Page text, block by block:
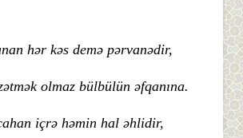
hər kəs demə pərvanədir,
olmaz bülbülün əfqanına.
içrə həmin hal əhlidir,